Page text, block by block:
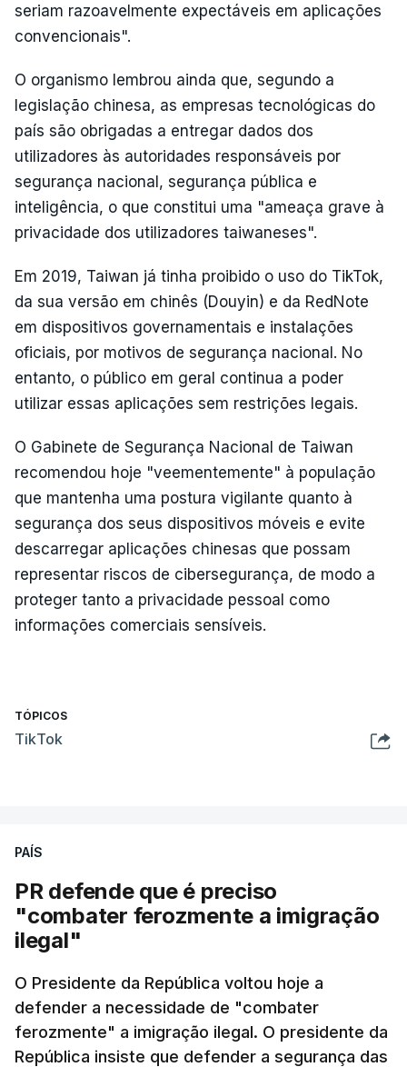
seriam razoavelmente expectáveis em aplicações
convencionais".
O organismo lembrou ainda que, segundo a
legislação chinesa, as empresas tecnológicas do
país são obrigadas a entregar dados dos
utilizadores às autoridades responsáveis por
segurança nacional, segurança pública e
inteligência, o que constitui uma "ameaça grave à
privacidade dos utilizadores taiwaneses".
Em 2019, Taiwan já tinha proibido o uso do TikTok,
da sua versão em chinês (Douyin) e da RedNote
em dispositivos governamentais e instalações
oficiais, por motivos de segurança nacional. No
entanto, o público em geral continua a poder
utilizar essas aplicações sem restrições legais.
O Gabinete de Segurança Nacional de Taiwan
recomendou hoje "veementemente" à população
que mantenha uma postura vigilante quanto à
segurança dos seus dispositivos móveis e evite
descarregar aplicações chinesas que possam
representar riscos de cibersegurança, de modo a
proteger tanto a privacidade pessoal como
informações comerciais sensíveis.
TÓPICOS
TikTok
PAÍS
PR defende que é preciso
"combater ferozmente a imigração
ilegal"
O Presidente da República voltou hoje a
defender a necessidade de "combater
ferozmente" a imigração ilegal. O presidente da
República insiste que defender a segurança das